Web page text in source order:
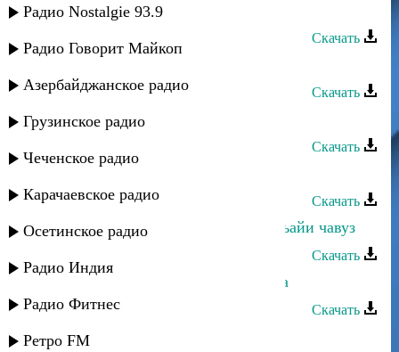
Радио Nostalgie 93.9
Радио Говорит Майкоп
Азербайджанское радио
Грузинское радио
Чеченское радио
Карачаевское радио
Осетинское радио
Радио Индия
Радио Фитнес
Ретро FM
Дурия Рагимова - Марал
Скачать
Скачать
Дурия Рагимова - Кан тахьайла
Скачать
Скачать
Дурия Рагимова - Зун вал ашукь хьайи чавуз
Скачать
Дурия Рагимова - Зи яр вуж жедата
Скачать
Дурия Рагимова - Жамиля